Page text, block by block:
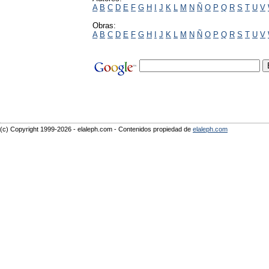
A B C D E F G H I J K L M N Ñ O P Q R S T U V
Obras:
A B C D E F G H I J K L M N Ñ O P Q R S T U V
(c) Copyright 1999-2026 - elaleph.com - Contenidos propiedad de elaleph.com